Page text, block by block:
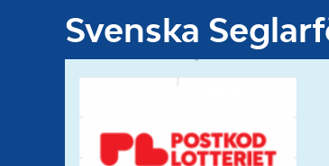
Svenska